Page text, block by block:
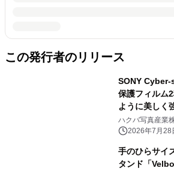
この発行者のリリース
SONY Cyber-
保護フィルム
ように美しく
プと業界最高
「III」タイプ
ハクバ写真産業
2026年7月28
手のひらサイ
タンド「